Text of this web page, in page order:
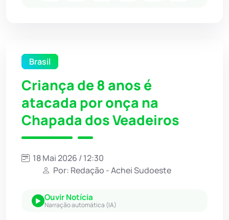
Brasil
Criança de 8 anos é
atacada por onça na
Chapada dos Veadeiros
18 Mai 2026 / 12:30
Por: Redação - Achei Sudoeste
Ouvir Notícia
Narração automática (IA)